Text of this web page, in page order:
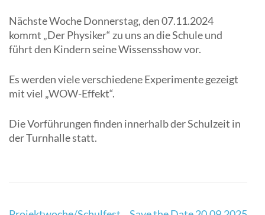
Nächste Woche Donnerstag, den 07.11.2024
kommt „Der Physiker“ zu uns an die Schule und
führt den Kindern seine Wissensshow vor.
Es werden viele verschiedene Experimente gezeigt
mit viel „WOW-Effekt“.
Die Vorführungen finden innerhalb der Schulzeit in
der Turnhalle statt.